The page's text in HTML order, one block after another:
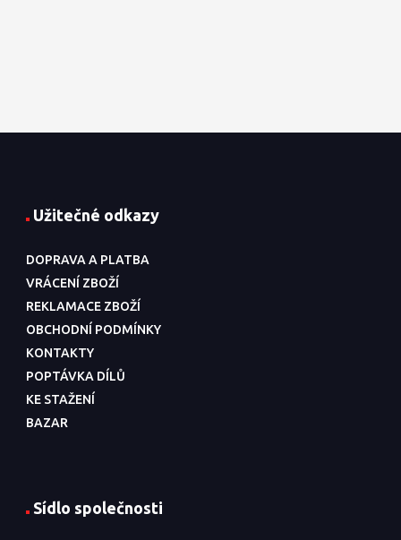
Užitečné odkazy
DOPRAVA A PLATBA
VRÁCENÍ ZBOŽÍ
REKLAMACE ZBOŽÍ
OBCHODNÍ PODMÍNKY
KONTAKTY
POPTÁVKA DÍLŮ
KE STAŽENÍ
BAZAR
Sídlo společnosti